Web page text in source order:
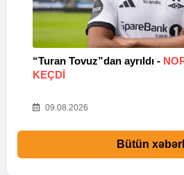
“Turan Tovuz”dan ayrıldı -
KEÇDİ
09.08.2026
Bütün